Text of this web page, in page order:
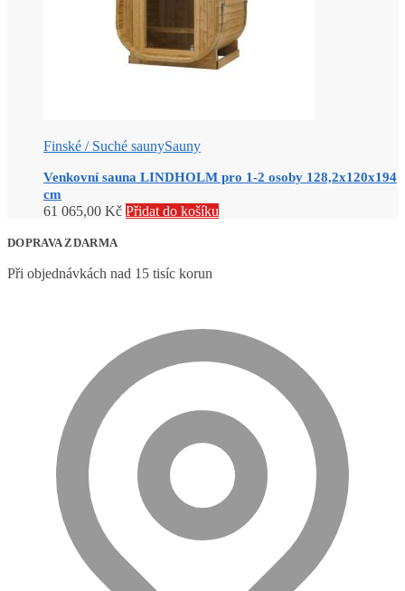
Finské / Suché saunySauny
Venkovní sauna LINDHOLM pro 1-2 osoby 128,2x120x194
cm
61 065,00 Kč Přidat do košíku
DOPRAVA ZDARMA
Při objednávkách nad 15 tisíc korun